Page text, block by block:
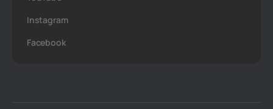
Instagram
Facebook